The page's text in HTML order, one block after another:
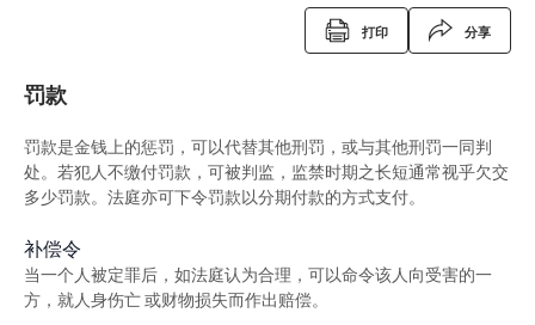
签保守行为
警司警诫计划
《罪犯自新条例》
《罪犯自新条例》与缓刑
《罪犯自新条例》与羁留的命令
打印 分享
罚款
罚款是金钱上的惩罚，可以代替其他刑罚，或与其他刑罚一同判
处。若犯人不缴付罚款，可被判监，监禁时期之长短通常视乎欠交
多少罚款。法庭亦可下令罚款以分期付款的方式支付。
补偿令
当一个人被定罪后，如法庭认为合理，可以命令该人向受害的一
方，就人身伤亡 或财物损失而作出赔偿。